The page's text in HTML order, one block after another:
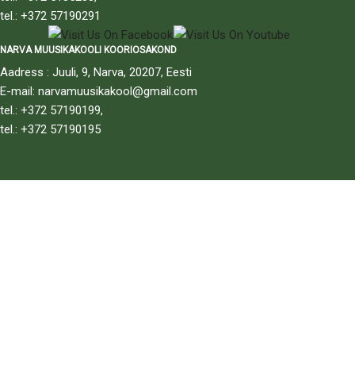
tel.: +372 57190291
NARVA MUUSIKAKOOLI KOORIOSAKOND
Aadress : Juuli, 9, Narva, 20207, Eesti
E-mail: narvamuusikakool@gmail.com
tel.: +372 57190199,
tel.: +372 57190195